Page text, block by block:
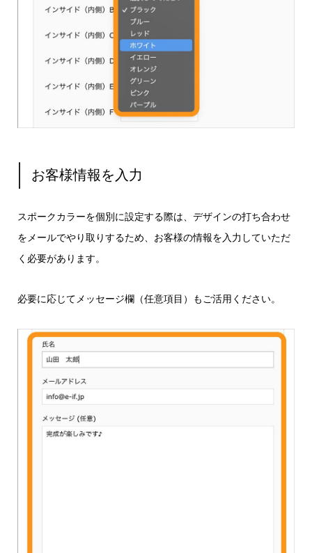
お客様情報を入力
スポークカラーを個別に設定する際は、デザインの打ち合わせ
をメールでやり取りするため、お客様の情報を入力していただ
く必要があります。
必要に応じてメッセージ欄（任意項目）もご活用ください。